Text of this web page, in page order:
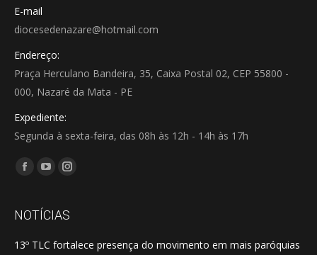
E-mail
diocesedenazare@hotmail.com
Endereço:
Praça Herculano Bandeira, 35, Caixa Postal 02, CEP 55800 -
000, Nazaré da Mata - PE
Expediente:
Segunda à sexta-feira, das 08h às 12h - 14h às 17h
Encontre-nos em:
Facebook
opens
new
YouTube
opens
new
Instagram
opens
new
NOTÍCIAS
13º TLC fortalece presença do movimento em mais paróquias